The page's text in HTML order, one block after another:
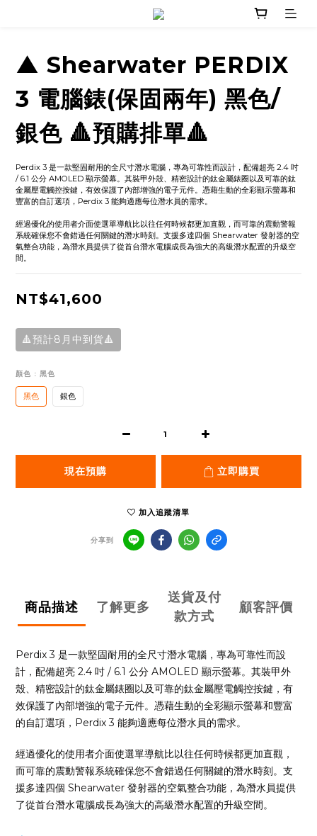
▲ Shearwater PERDIX
3 電腦錶(保固兩年) 黑色/
銀色 🔺預購排單🔺
Perdix 3 是一款堅固耐用的全尺寸潛水電腦，專為可靠性而設計，配備超亮 2.4 吋
/ 6.1 公分 AMOLED 顯示螢幕。其裝甲外殼、精密設計的鈦金屬錶圈以及可靠的鈦
金屬壓電觸控按鍵，有效保護了內部增強的電子元件。憑藉生動的全彩顯示螢幕和
豐富的自訂選項，Perdix 3 能夠適應每位潛水員的需求。
經過優化的使用者介面使選單導航比以往任何時候都更加直觀，而可靠的震動警報
系統確保您不會錯過任何關鍵的潛水時刻。支援多達四個 Shearwater 發射器的空
氣整合功能，為潛水員提供了從首台潛水電腦成長為強大的高級潛水配置的升級空
間。
NT$41,600
🔺預計8月中到貨🔺
顏色 : 黑色
黑色 銀色
現在預購 立即購買
加入追蹤清單
分享到
商品描述 了解更多
送貨及付
款方式
顧客評價
Perdix 3 是一款堅固耐用的全尺寸潛水電腦，專為可靠性而設
計，配備超亮 2.4 吋 / 6.1 公分 AMOLED 顯示螢幕。其裝甲外
殼、精密設計的鈦金屬錶圈以及可靠的鈦金屬壓電觸控按鍵，有
效保護了內部增強的電子元件。憑藉生動的全彩顯示螢幕和豐富
的自訂選項，Perdix 3 能夠適應每位潛水員的需求。
經過優化的使用者介面使選單導航比以往任何時候都更加直觀，
而可靠的震動警報系統確保您不會錯過任何關鍵的潛水時刻。支
援多達四個 Shearwater 發射器的空氣整合功能，為潛水員提供
了從首台潛水電腦成長為強大的高級潛水配置的升級空間。